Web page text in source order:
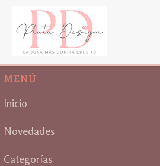
MENÚ
Inicio
Novedades
Categorías